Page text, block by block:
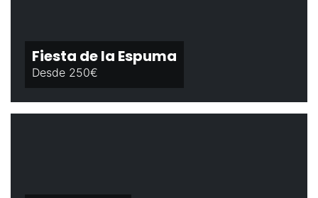
Fiesta de la Espuma
Desde 250€